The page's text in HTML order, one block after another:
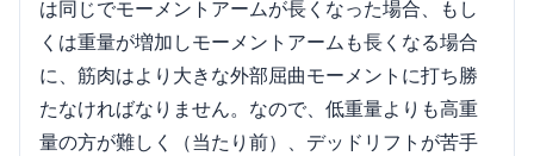
は同じでモーメントアームが長くなった場合、もし
くは重量が増加しモーメントアームも長くなる場合
に、筋肉はより大きな外部屈曲モーメントに打ち勝
たなければなりません。なので、低重量よりも高重
量の方が難しく（当たり前）、デッドリフトが苦手